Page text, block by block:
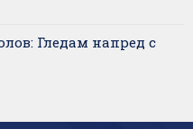
Гледам напред с